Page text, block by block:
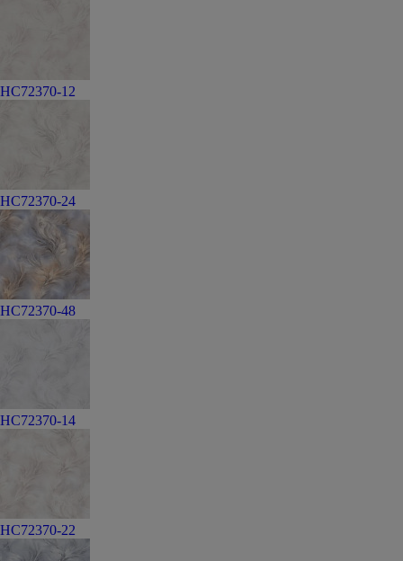
HC72370-12
HC72370-24
HC72370-48
HC72370-14
HC72370-22